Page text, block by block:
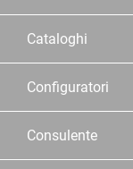
Cataloghi
Configuratori
Consulente